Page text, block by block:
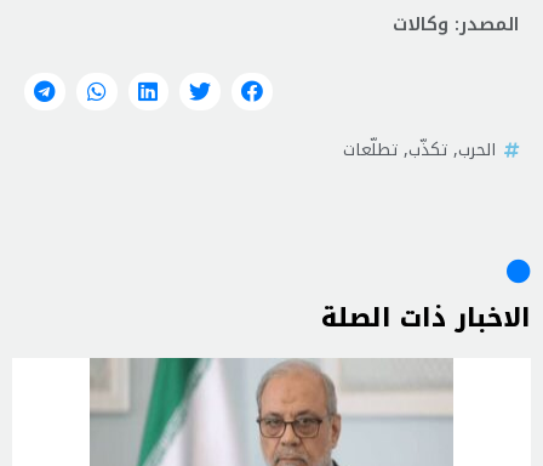
المصدر: وكالات
الحرب,تكذّب,تطلّعات
الاخبار ذات الصلة